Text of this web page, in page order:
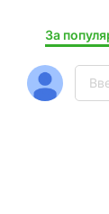
За